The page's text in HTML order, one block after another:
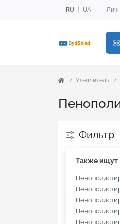
RU UA
Утеплитель
Фильтр
Также ищут